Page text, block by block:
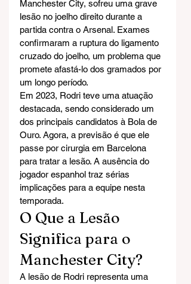
Manchester City, sofreu uma grave
lesão no joelho direito durante a
partida contra o Arsenal. Exames
confirmaram a ruptura do ligamento
cruzado do joelho, um problema que
promete afastá-lo dos gramados por
um longo período.
Em 2023, Rodri teve uma atuação
destacada, sendo considerado um
dos principais candidatos à Bola de
Ouro. Agora, a previsão é que ele
passe por cirurgia em Barcelona
para tratar a lesão. A ausência do
jogador espanhol traz sérias
implicações para a equipe nesta
temporada.
O Que a Lesão
Significa para o
Manchester City?
A lesão de Rodri representa uma